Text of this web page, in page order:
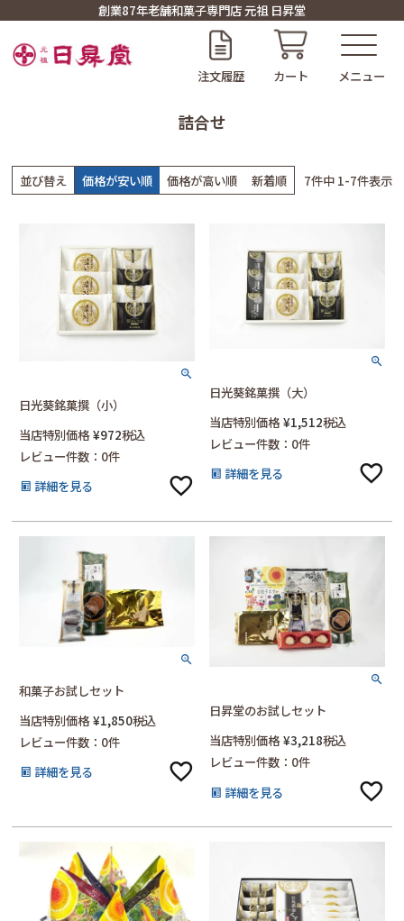
創業87年老舗和菓子専門店 元祖 日昇堂
注文履歴 カート
詰合せ
並び替え 価格が安い順 価格が高い順 新着順 7件中 1-7件表示
日光葵銘菓撰（小）
当店特別価格 ¥972税込
レビュー件数：0件
詳細を見る
日光葵銘菓撰（大）
当店特別価格 ¥1,512税込
レビュー件数：0件
詳細を見る
和菓子お試しセット
当店特別価格 ¥1,850税込
レビュー件数：0件
詳細を見る
日昇堂のお試しセット
当店特別価格 ¥3,218税込
レビュー件数：0件
詳細を見る